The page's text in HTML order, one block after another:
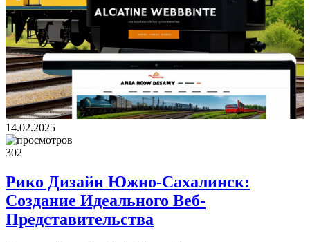
14.02.2025
302
Рико Дизайн Южно-Сахалинск:
Создание Идеального Веб-
Представительства